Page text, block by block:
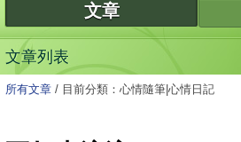
文章
文章列表
所有文章 / 目前分類：心情隨筆|心情日記